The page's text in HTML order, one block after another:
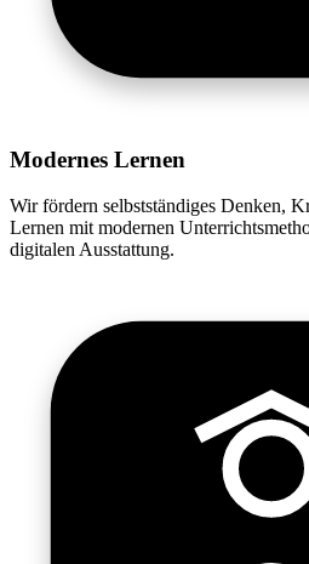
Modernes Lernen
Wir fördern selbstständiges Denken,
Lernen mit modernen
digitalen Ausstattung.